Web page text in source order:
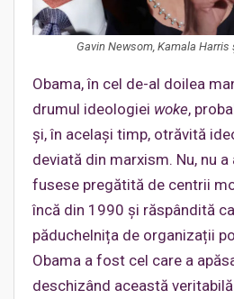
Gavin Newsom, Kamala
Obama, în cel de-al doilea
drumul ideologiei woke,
și, în același timp, otrăvită
deviată din marxism. Nu, nu a
fusese pregătită de centrii
încă din 1990 și răspândită
păduchelnița de organizații
Obama a fost cel care a
deschizând această